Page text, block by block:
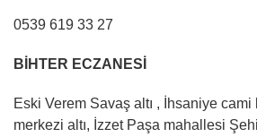
0539 619 33 27
BİHTER ECZANESİ
Eski Verem Savaş altı , İhsaniye cami
merkezi altı, İzzet Paşa mahallesi